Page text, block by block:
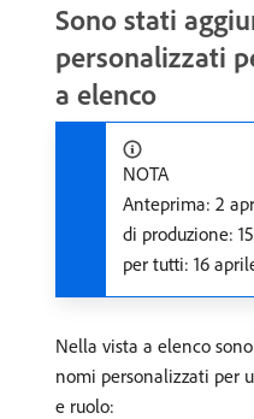
Sono stati
personalizzati
a elenco
NOTA
Anteprima: 2
di produzione:
per tutti: 16
Nella vista a elenco
nomi personalizzati per
e ruolo: